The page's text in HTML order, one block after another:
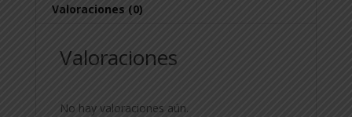
Valoraciones (0)
Valoraciones
No hay valoraciones aún.